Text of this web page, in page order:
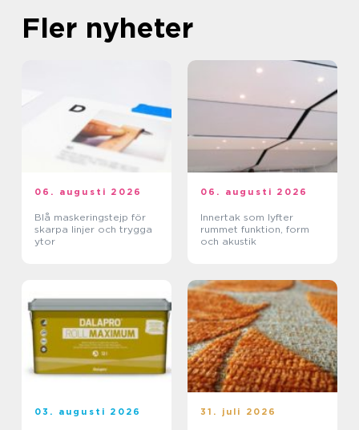
Fler nyheter
06. augusti 2026
Blå maskeringstejp för
skarpa linjer och trygga
ytor
06. augusti 2026
Innertak som lyfter
rummet funktion, form
och akustik
03. augusti 2026 31. juli 2026